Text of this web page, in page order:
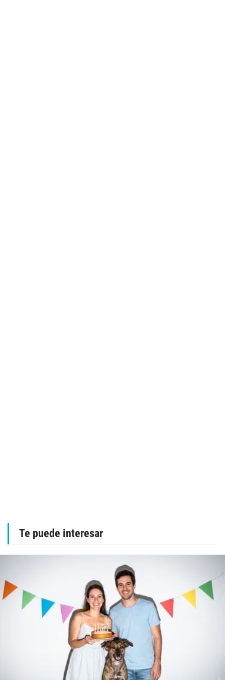
Te puede interesar